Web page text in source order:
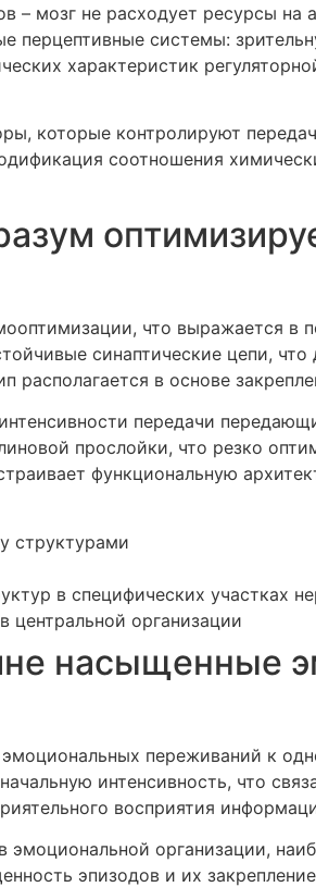
мозг не расходует ресурсы на
перцептивные системы:
характеристик
которые контролируют
соотношения
что выражается в
синаптические цепи,
в основе
передачи
прослойки, что резко
функциональную
структурами
в специфических участках
центральной организации
насыщенные
переживаний к
интенсивность, что
восприятия
организации,
эпизодов и их